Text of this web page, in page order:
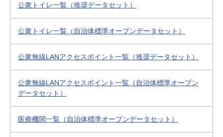
公衆トイレ一覧（推奨データセット）
公衆トイレ一覧（自治体標準オープンデータセット）
公衆無線LANアクセスポイント一覧（推奨データセット）
公衆無線LANアクセスポイント一覧（自治体標準オープン
データセット）
医療機関一覧（自治体標準オープンデータセット）